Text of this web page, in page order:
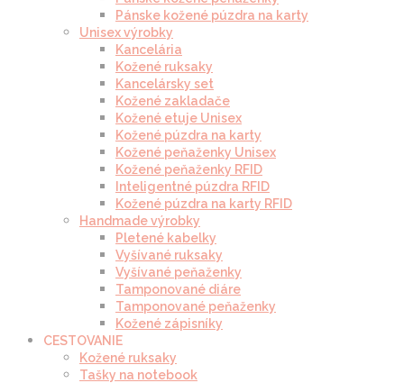
Pánske kožené púzdra na karty
Unisex výrobky
Kancelária
Kožené ruksaky
Kancelársky set
Kožené zakladače
Kožené etuje Unisex
Kožené púzdra na karty
Kožené peňaženky Unisex
Kožené peňaženky RFID
Inteligentné púzdra RFID
Kožené púzdra na karty RFID
Handmade výrobky
Pletené kabelky
Vyšívané ruksaky
Vyšívané peňaženky
Tamponované diáre
Tamponované peňaženky
Kožené zápisníky
CESTOVANIE
Kožené ruksaky
Tašky na notebook